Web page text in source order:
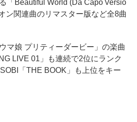
「Beautiful World (Da Capo Versio
ン関連曲のリマスター版など全8曲
マ娘 プリティーダービー」の楽曲
LIVE 01」も連続で2位にランク
「THE BOOK」も上位をキー